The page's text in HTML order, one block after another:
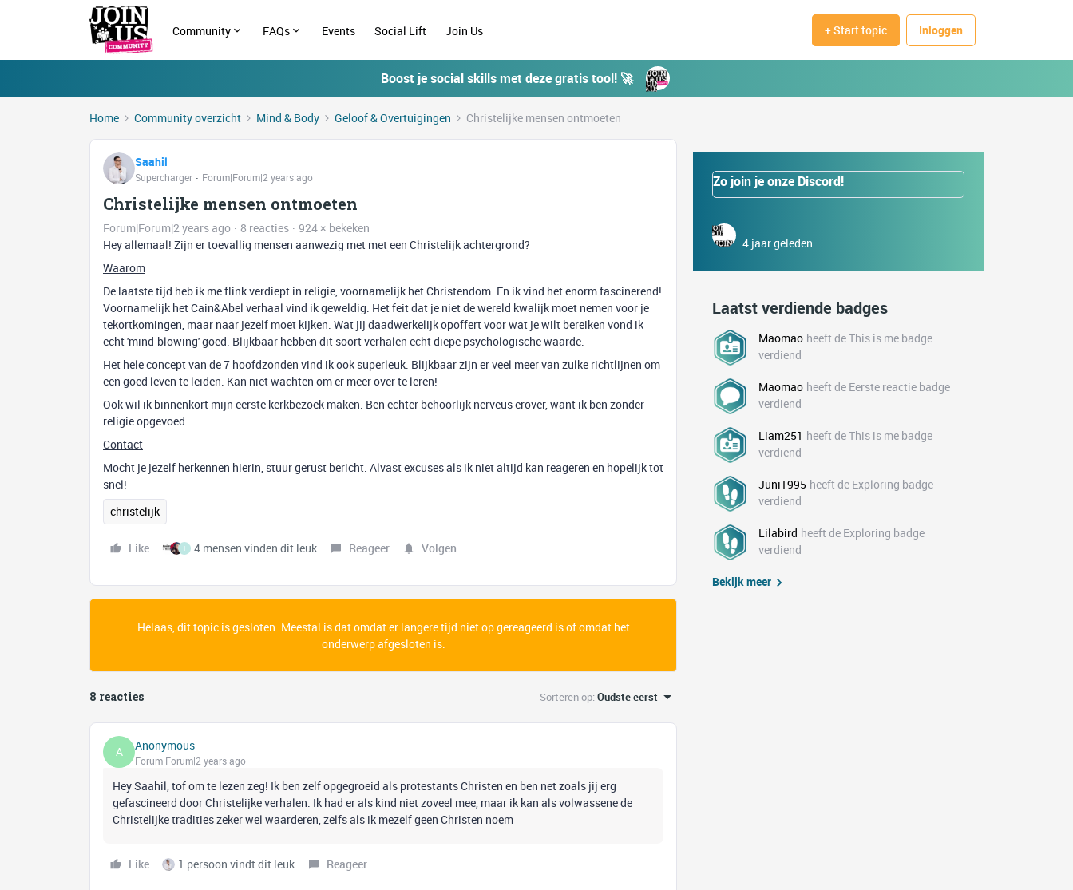
Community FAQs Events Social Lift Join Us + Start topic Inloggen
Boost je social skills met deze gratis tool! 🚀
Home Community overzicht Mind & Body Geloof & Overtuigingen Christelijke mensen ontmoeten
Saahil
Supercharger Forum|Forum|2 years ago
Christelijke mensen ontmoeten
Forum|Forum|2 years ago 8 reacties
924 × bekeken
Hey allemaal! Zijn er toevallig mensen aanwezig met met een Christelijk achtergrond?
Waarom
De laatste tijd heb ik me flink verdiept in religie, voornamelijk het Christendom. En ik vind het enorm fascinerend!
Voornamelijk het Cain&Abel verhaal vind ik geweldig. Het feit dat je niet de wereld kwalijk moet nemen voor je
tekortkomingen, maar naar jezelf moet kijken. Wat jij daadwerkelijk opoffert voor wat je wilt bereiken vond ik
echt 'mind-blowing' goed. Blijkbaar hebben dit soort verhalen echt diepe psychologische waarde.
Het hele concept van de 7 hoofdzonden vind ik ook superleuk. Blijkbaar zijn er veel meer van zulke richtlijnen om
een goed leven te leiden. Kan niet wachten om er meer over te leren!
Ook wil ik binnenkort mijn eerste kerkbezoek maken. Ben echter behoorlijk nerveus erover, want ik ben zonder
religie opgevoed.
Contact
Mocht je jezelf herkennen hierin, stuur gerust bericht. Alvast excuses als ik niet altijd kan reageren en hopelijk tot
snel!
christelijk
Like I 4 mensen vinden dit leuk Reageer Volgen
Helaas, dit topic is gesloten. Meestal is dat omdat er langere tijd niet op gereageerd is of omdat het
onderwerp afgesloten is.
8 reacties Sorteren op:Oudste eerst
A Anonymous
Forum|Forum|2 years ago
Hey Saahil, tof om te lezen zeg! Ik ben zelf opgegroeid als protestants Christen en ben net zoals jij erg
gefascineerd door Christelijke verhalen. Ik had er als kind niet zoveel mee, maar ik kan als volwassene de
Christelijke tradities zeker wel waarderen, zelfs als ik mezelf geen Christen noem
Like 1 persoon vindt dit leuk Reageer
Zo join je onze Discord!
4 jaar geleden
Laatst verdiende badges
Maomao heeft de This is me badge
verdiend
Maomao heeft de Eerste reactie badge
verdiend
Liam251 heeft de This is me badge
verdiend
Juni1995 heeft de Exploring badge
verdiend
Lilabird heeft de Exploring badge
verdiend
Bekijk meer